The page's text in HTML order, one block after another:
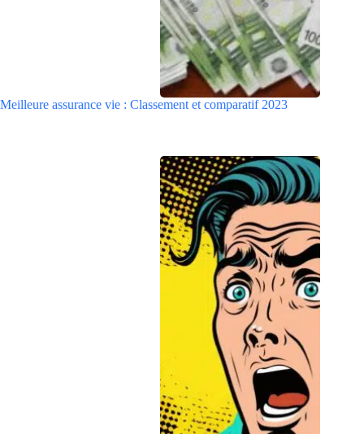
Meilleure assurance vie : Classement et comparatif 2023